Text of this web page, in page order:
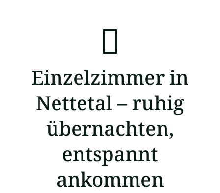
Einzelzimmer in
Nettetal – ruhig
übernachten,
entspannt
ankommen